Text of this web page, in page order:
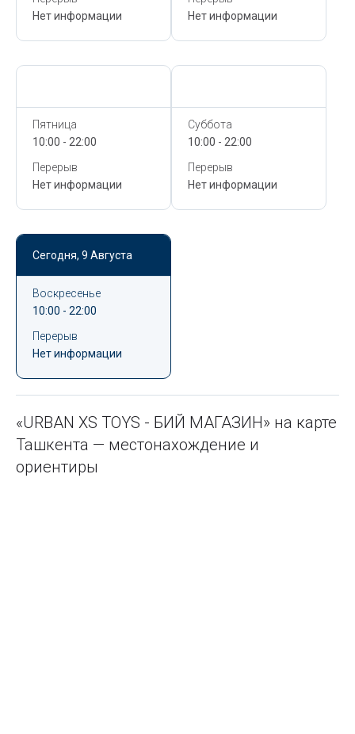
Нет информации
Нет информации
Пятница
10:00 - 22:00
Перерыв
Нет информации
Суббота
10:00 - 22:00
Перерыв
Нет информации
Сегодня, 9 Августа
Воскресенье
10:00 - 22:00
Перерыв
Нет информации
«URBAN XS TOYS - БИЙ МАГАЗИН» на карте
Ташкента — местонахождение и
ориентиры